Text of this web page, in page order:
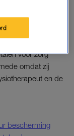
190 euro meer
voor zorg
omdat zij
en de
bescherming